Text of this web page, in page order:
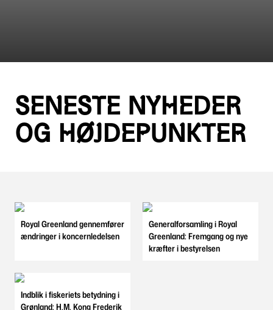
SENESTE NYHEDER
OG HØJDEPUNKTER
Royal Greenland gennemfører
ændringer i koncernledelsen
Generalforsamling i Royal
Greenland: Fremgang og nye
kræfter i bestyrelsen
Indblik i fiskeriets betydning i
Grønland: H.M. Kong Frederik